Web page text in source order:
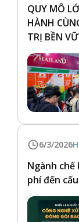
QUY MÔ
HÀNH
TRỊ BỀN
6/3/2026
Ngành
phí đến